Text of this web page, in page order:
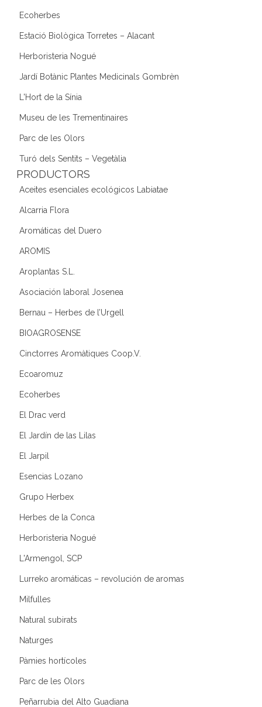
Ecoherbes
Estació Biològica Torretes – Alacant
Herboristeria Nogué
Jardí Botànic Plantes Medicinals Gombrèn
L'Hort de la Sínia
Museu de les Trementinaires
Parc de les Olors
Turó dels Sentits – Vegetàlia
PRODUCTORS
Aceites esenciales ecológicos Labiatae
Alcarria Flora
Aromáticas del Duero
AROMIS
Aroplantas S.L.
Asociación laboral Josenea
Bernau – Herbes de l’Urgell
BIOAGROSENSE
Cinctorres Aromàtiques Coop.V.
Ecoaromuz
Ecoherbes
El Drac verd
El Jardín de las Lilas
El Jarpil
Esencias Lozano
Grupo Herbex
Herbes de la Conca
Herboristeria Nogué
L'Armengol, SCP
Lurreko aromáticas – revolución de aromas
Milfulles
Natural subirats
Naturges
Pàmies hortícoles
Parc de les Olors
Peñarrubia del Alto Guadiana